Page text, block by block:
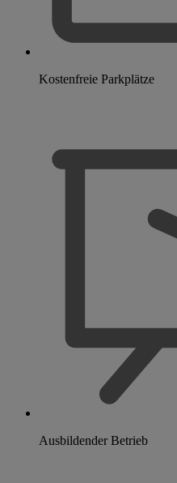
Kostenfreie Parkplätze
Ausbildender Betrieb